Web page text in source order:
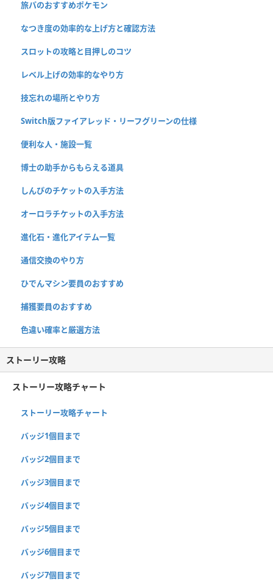
旅パのおすすめポケモン
なつき度の効率的な上げ方と確認方法
スロットの攻略と目押しのコツ
レベル上げの効率的なやり方
技忘れの場所とやり方
Switch版ファイアレッド・リーフグリーンの仕様
便利な人・施設一覧
博士の助手からもらえる道具
しんぴのチケットの入手方法
オーロラチケットの入手方法
進化石・進化アイテム一覧
通信交換のやり方
ひでんマシン要員のおすすめ
捕獲要員のおすすめ
色違い確率と厳選方法
ストーリー攻略
ストーリー攻略チャート
ストーリー攻略チャート
バッジ1個目まで
バッジ2個目まで
バッジ3個目まで
バッジ4個目まで
バッジ5個目まで
バッジ6個目まで
バッジ7個目まで